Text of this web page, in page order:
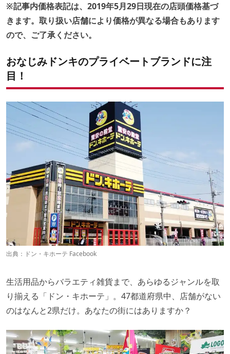
7. 電源サイトでフル活用！「COOL&HOT冷温庫」
8. 撤収時のゴミ処理に便利！「手袋型ゴミ袋」
9. この無表情がツボ「ダンボーモバイルバッテリー」
※記事内価格表記は、2019年5月29日現在の店頭価格基づ
きます。取り扱い店舗により価格が異なる場合もあります
ので、ご了承ください。
おなじみドンキのプライベートブランドに注
目！
出典： ドン・キホーテ Facebook
生活用品からバラエティ雑貨まで、あらゆるジャンルを取
り揃える「ドン・キホーテ」。47都道府県中、店舗がない
のはなんと2県だけ。あなたの街にはありますか？